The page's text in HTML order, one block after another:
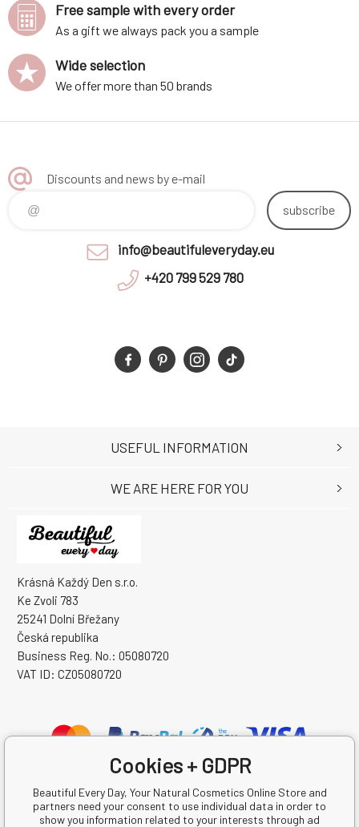
Free sample with every order
As a gift we always pack you a sample
Wide selection
We offer more than 50 brands
Discounts and news by e-mail
subscribe
info@beautifuleveryday.eu
+420 799 529 780
Krásná Každý Den s.r.o.
Ke Zvoli 783
25241 Dolní Břežany
Česká republika
Business Reg. No.: 05080720
VAT ID: CZ05080720
USEFUL INFORMATION
WE ARE HERE FOR YOU
Cookies + GDPR
Beautiful Every Day, Your Natural Cosmetics Online Store and
partners need your consent to use individual data in order to
show you information related to your interests through ad